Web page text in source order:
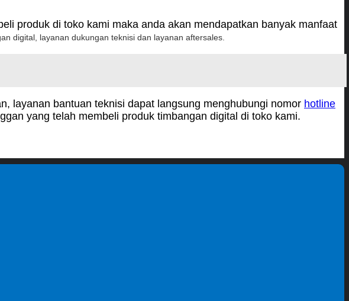
produk di toko kami maka anda akan mendapatkan banyak manfaat
digital, layanan dukungan teknisi dan layanan aftersales.
layanan bantuan teknisi dapat langsung menghubungi nomor hotline
yang telah membeli produk timbangan digital di toko kami.